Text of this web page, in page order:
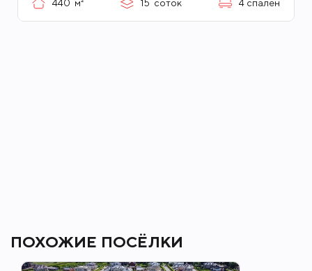
440 м² 15 соток 4 спален
ПОХОЖИЕ ПОСЁЛКИ